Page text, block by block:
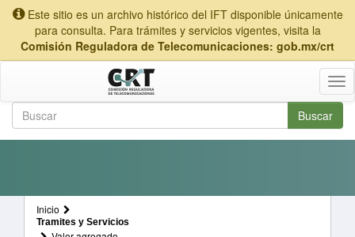
Este sitio es un archivo histórico del IFT disponible únicamente
para consulta. Para trámites y servicios vigentes, visita la
Comisión Reguladora de Telecomunicaciones: gob.mx/crt
Formulario de búsqueda
Buscar
Buscar
Inicio
Tramites y Servicios